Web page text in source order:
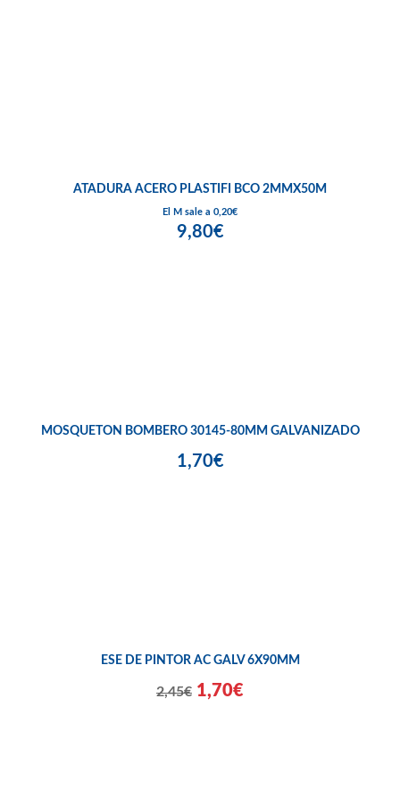
ATADURA ACERO PLASTIFI BCO 2MMX50M
El M sale a 0,20€
9,80€
MOSQUETON BOMBERO 30145-80MM GALVANIZADO
1,70€
ESE DE PINTOR AC GALV 6X90MM
2,45€ 1,70€